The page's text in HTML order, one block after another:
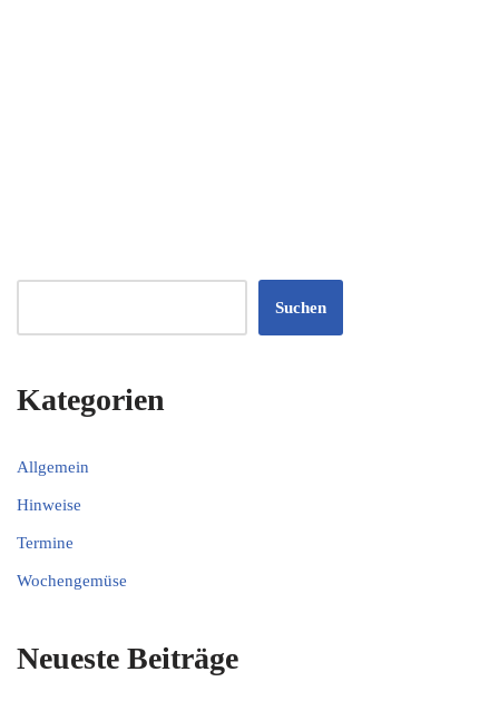
Suchen
Kategorien
Allgemein
Hinweise
Termine
Wochengemüse
Neueste Beiträge